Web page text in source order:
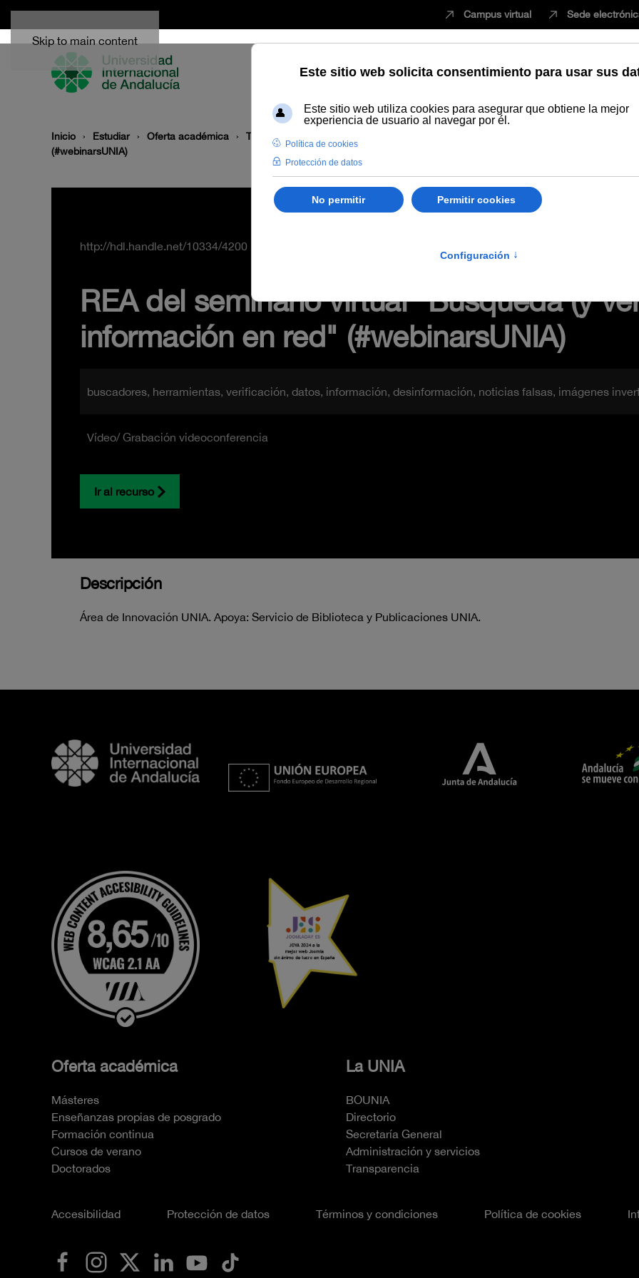
Skip to main content
Campus virtual Sede
EstudiarInnovaciónVida
Inicio Estudiar Oferta académica Tipo/Formato
REA del seminario virtual
(#webinarsUNIA)
http://hdl.handle.net/10334/4200
REA del seminario virtual "Búsqueda (y
información en red" (#webinarsUNIA)
buscadores, herramientas, verificación, datos, información, desinformación, noticias falsas, imágenes
Vídeo/ Grabación videoconferencia
Ir al recurso
Descripción
Área de Innovación UNIA. Apoya: Servicio de Biblioteca y Publicaciones UNIA.
Oferta académica
Másteres
Enseñanzas propias de posgrado
Formación continua
Cursos de verano
Doctorados
La UNIA
BOUNIA
Directorio
Secretaría General
Administración y servicios
Transparencia
Accesibilidad Protección de datos Términos y condiciones Política de cookies